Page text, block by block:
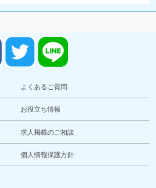
よくあるご質問
お役立ち情報
求人掲載のご相談
個人情報保護方針